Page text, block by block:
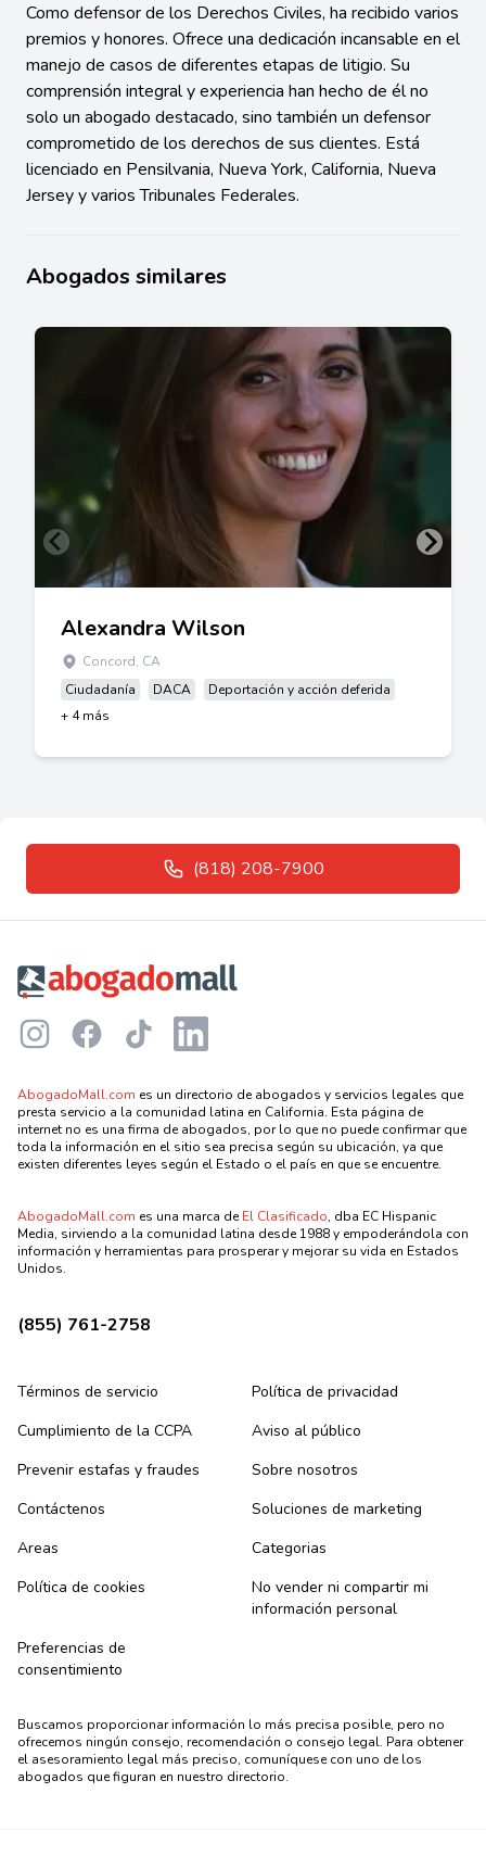
Como defensor de los Derechos Civiles, ha recibido varios
premios y honores. Ofrece una dedicación incansable en el
manejo de casos de diferentes etapas de litigio. Su
comprensión integral y experiencia han hecho de él no
solo un abogado destacado, sino también un defensor
comprometido de los derechos de sus clientes. Está
licenciado en Pensilvania, Nueva York, California, Nueva
Jersey y varios Tribunales Federales.
Abogados similares
Alexandra Wilson
Concord, CA
Ciudadanía
DACA
Deportación y acción deferida
+ 4 más
(818) 208-7900
InstagramFacebookTikTok LinkedIn
AbogadoMall.com es un directorio de abogados y servicios legales que
presta servicio a la comunidad latina en California. Esta página de
internet no es una firma de abogados, por lo que no puede confirmar que
toda la información en el sitio sea precisa según su ubicación, ya que
existen diferentes leyes según el Estado o el país en que se encuentre.
AbogadoMall.com es una marca deEl Clasificado, dba EC Hispanic
Media, sirviendo a la comunidad latina desde 1988 y empoderándola con
información y herramientas para prosperar y mejorar su vida en Estados
Unidos.
(855) 761-2758
Términos de servicio
Política de privacidad
Cumplimiento de la CCPA
Aviso al público
Prevenir estafas y fraudes
Sobre nosotros
Contáctenos
Soluciones de marketing
Areas
Categorias
Política de cookies
No vender ni compartir mi
información personal
Preferencias de
consentimiento
Buscamos proporcionar información lo más precisa posible, pero no
ofrecemos ningún consejo, recomendación o consejo legal. Para obtener
el asesoramiento legal más preciso, comuníquese con uno de los
abogados que figuran en nuestro directorio.